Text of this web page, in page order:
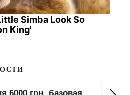
Simba Look So
King'